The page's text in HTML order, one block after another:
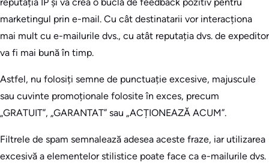
marketingul prin e-mail. Cu cât destinatarii vor interacționa
mai mult cu e-mailurile dvs., cu atât reputația dvs. de expeditor
va fi mai bună în timp.
Astfel, nu folosiți semne de punctuație excesive, majuscule
sau cuvinte promoționale folosite în exces, precum
„GRATUIT”, „GARANTAT” sau „ACȚIONEAZĂ ACUM”.
Filtrele de spam semnalează adesea aceste fraze, iar utilizarea
excesivă a elementelor stilistice poate face ca e-mailurile dvs.